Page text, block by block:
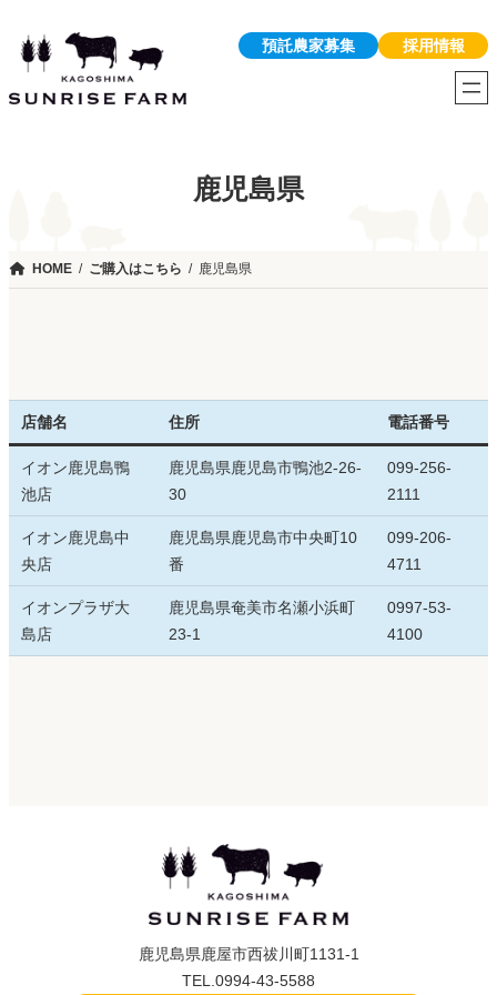
容
ス
預託農家募集 採用情報
鹿児島県
HOME ご購入はこちら 鹿児島県
店舗名 住所 電話番号
イオン鹿児島鴨
池店
鹿児島県鹿児島市鴨池2-26-
30
099-256-
2111
イオン鹿児島中
央店
鹿児島県鹿児島市中央町10
番
099-206-
4711
イオンプラザ大
島店
鹿児島県奄美市名瀬小浜町
23-1
0997-53-
4100
鹿児島県鹿屋市西祓川町1131-1
TEL.0994-43-5588